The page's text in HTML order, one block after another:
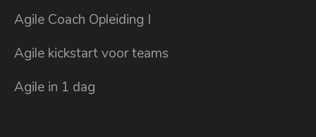
Agile Coach Opleiding I
Agile kickstart voor teams
Agile in 1 dag